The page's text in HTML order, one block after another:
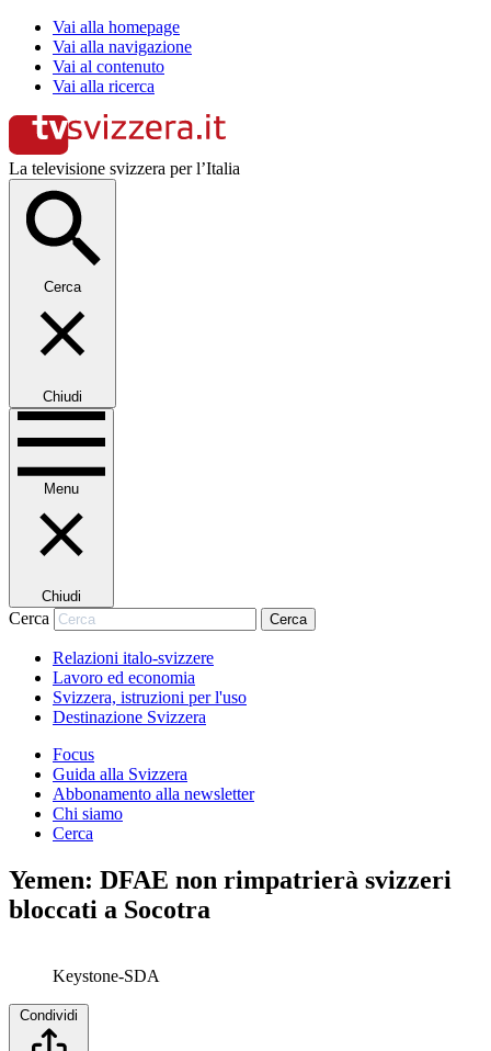
Vai alla homepage
Vai alla navigazione
Vai al contenuto
Vai alla ricerca
La televisione svizzera per l’Italia
Cerca
Chiudi
Menu
Chiudi
Cerca Cerca
Relazioni italo-svizzere
Lavoro ed economia
Svizzera, istruzioni per l'uso
Destinazione Svizzera
Focus
Guida alla Svizzera
Abbonamento alla newsletter
Chi siamo
Cerca
Yemen: DFAE non rimpatrierà svizzeri
bloccati a Socotra
Keystone-SDA
Condividi